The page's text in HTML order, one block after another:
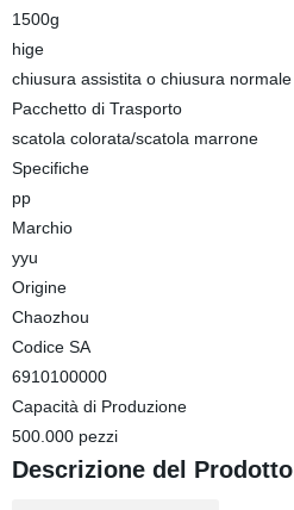
1500g
hige
chiusura assistita o chiusura normale
Pacchetto di Trasporto
scatola colorata/scatola marrone
Specifiche
pp
Marchio
yyu
Origine
Chaozhou
Codice SA
6910100000
Capacità di Produzione
500.000 pezzi
Descrizione del Prodotto